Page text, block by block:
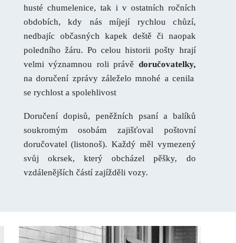
husté chumelenice, tak i v ostatních ročních
obdobích, kdy nás míjejí rychlou chůzí,
nedbajíc občasných kapek deště či naopak
poledního žáru. Po celou historii pošty hrají
velmi významnou roli právě doručovatelky,
na doručení zprávy záleželo mnohé a cenila
se rychlost a spolehlivost
Doručení dopisů, peněžních psaní a balíků
soukromým osobám zajišťoval poštovní
doručovatel (listonoš). Každý měl vymezený
svůj okrsek, který obcházel pěšky, do
vzdálenějších částí zajížděli vozy.